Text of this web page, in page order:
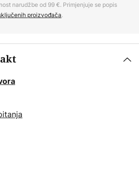
narudžbe od 99 €. Primjenjuje se popis
proizvođača.